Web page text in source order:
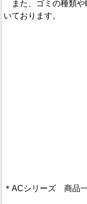
また、ゴミの種類や
いております。
＊ACシリーズ 商品